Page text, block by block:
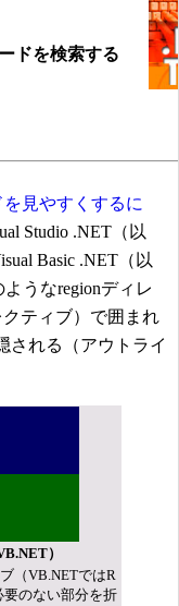
ドを検索する
見やすくするに
Studio .NET（以
Basic .NET（以
うなregionディレ
ティブ）で囲まれ
される（アウトライ
）
（VB.NETではR
のない部分を折